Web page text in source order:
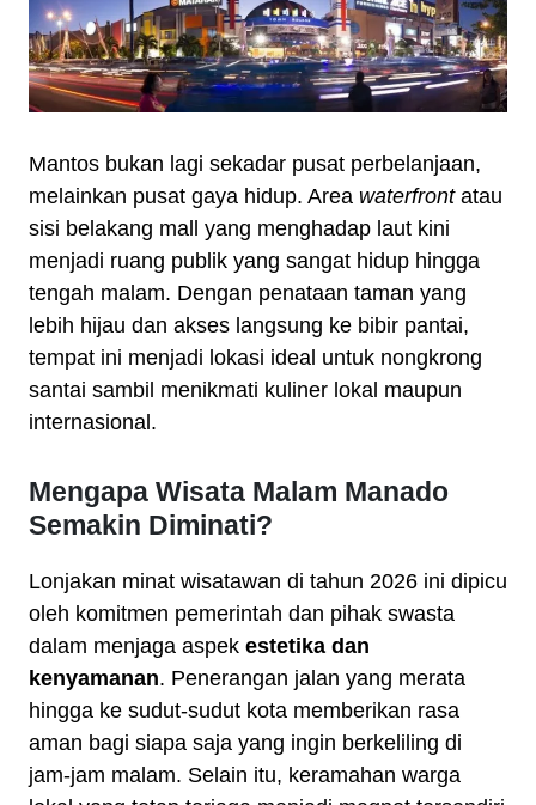
Mantos bukan lagi sekadar pusat perbelanjaan,
melainkan pusat gaya hidup. Area waterfrontatau
sisi belakang mall yang menghadap laut kini
menjadi ruang publik yang sangat hidup hingga
tengah malam. Dengan penataan taman yang
lebih hijau dan akses langsung ke bibir pantai,
tempat ini menjadi lokasi ideal untuk nongkrong
santai sambil menikmati kuliner lokal maupun
internasional.
Mengapa Wisata Malam Manado
Semakin Diminati?
Lonjakan minat wisatawan di tahun 2026 ini dipicu
oleh komitmen pemerintah dan pihak swasta
dalam menjaga aspek estetika dan
kenyamanan. Penerangan jalan yang merata
hingga ke sudut-sudut kota memberikan rasa
aman bagi siapa saja yang ingin berkeliling di
jam-jam malam. Selain itu, keramahan warga